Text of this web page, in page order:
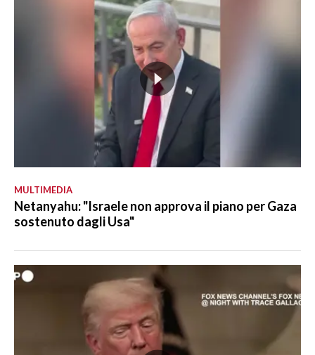
MULTIMEDIA
Netanyahu: "Israele non approva il piano per Gaza
sostenuto dagli Usa"